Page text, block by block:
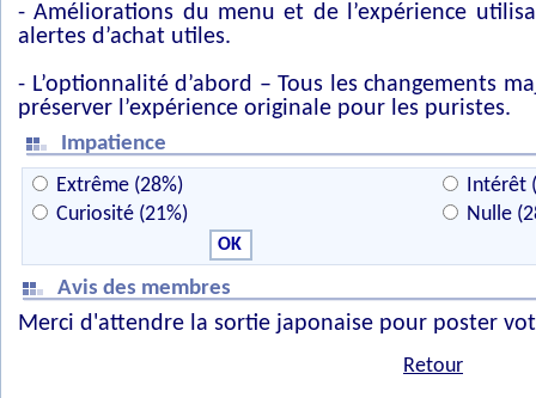
- Améliorations du menu et de l’expérience
alertes d’achat utiles.
- L’optionnalité d’abord – Tous les changements
préserver l’expérience originale pour les puristes.
Impatience
Extrême (28%)
Intérêt
Curiosité (21%)
Nulle
Avis des membres
Merci d'attendre la sortie japonaise pour poster
Retour